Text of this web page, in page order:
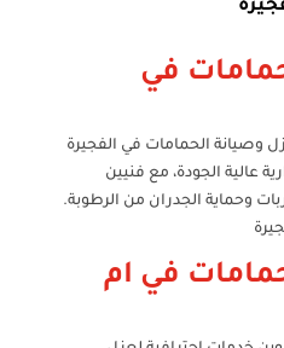
في
وصيانة الحمامات في الفجيرة
عالية الجودة، مع فنيين
وحماية الجدران من الرطوبة.
في ام